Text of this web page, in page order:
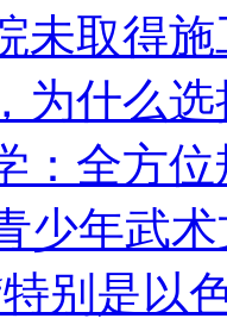
未取得
为什么
：全方
少年武
别是以